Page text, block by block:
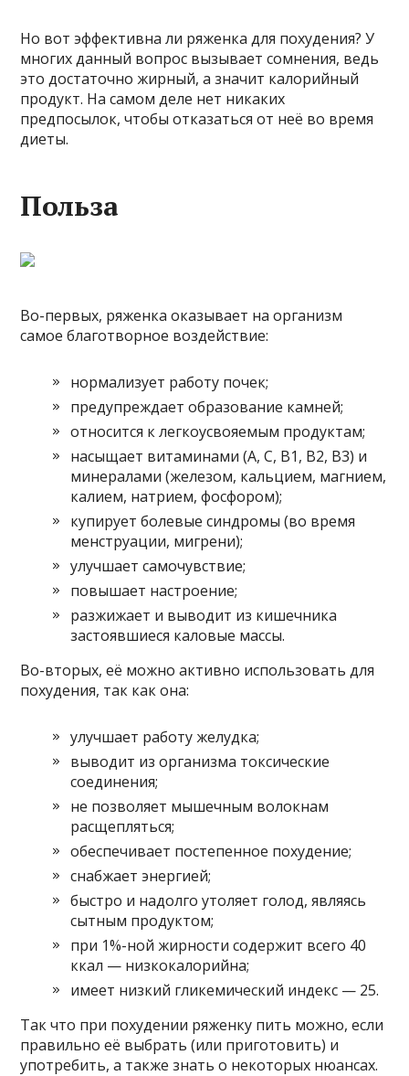
Но вот эффективна ли ряженка для похудения? У
многих данный вопрос вызывает сомнения, ведь
это достаточно жирный, а значит калорийный
продукт. На самом деле нет никаких
предпосылок, чтобы отказаться от неё во время
диеты.
Польза
Во-первых, ряженка оказывает на организм
самое благотворное воздействие:
нормализует работу почек;
предупреждает образование камней;
относится к легкоусвояемым продуктам;
насыщает витаминами (А, С, B1, B2, В3) и
минералами (железом, кальцием, магнием,
калием, натрием, фосфором);
купирует болевые синдромы (во время
менструации, мигрени);
улучшает самочувствие;
повышает настроение;
разжижает и выводит из кишечника
застоявшиеся каловые массы.
Во-вторых, её можно активно использовать для
похудения, так как она:
улучшает работу желудка;
выводит из организма токсические
соединения;
не позволяет мышечным волокнам
расщепляться;
обеспечивает постепенное похудение;
снабжает энергией;
быстро и надолго утоляет голод, являясь
сытным продуктом;
при 1%-ной жирности содержит всего 40
ккал — низкокалорийна;
имеет низкий гликемический индекс — 25.
Так что при похудении ряженку пить можно, если
правильно её выбрать (или приготовить) и
употребить, а также знать о некоторых нюансах.